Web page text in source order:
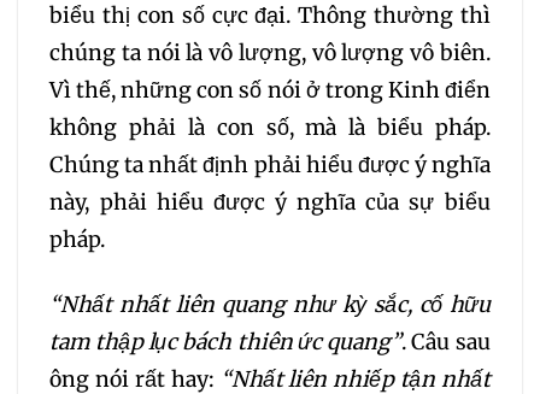
224 225 226
227 228 229
230 231 232
233
236 237 238
239 240 241
biểu thị con số cực đại. Thông thường thì
chúng ta nói là vô lượng, vô lượng vô biên.
Vì thế, những con số nói ở trong Kinh điển
không phải là con số, mà là biểu pháp.
Chúng ta nhất định phải hiểu được ý nghĩa
này, phải hiểu được ý nghĩa của sự biểu
pháp.
“Nhất nhất liên quang như kỳ sắc, cố hữu
tam thập lục bách thiên ức quang”. Câu sau
ông nói rất hay: “Nhất liên nhiếp tận nhất